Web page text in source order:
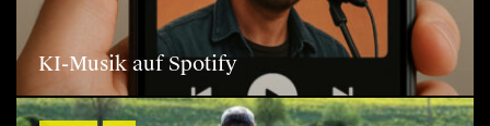
KI-Musik auf Spotify